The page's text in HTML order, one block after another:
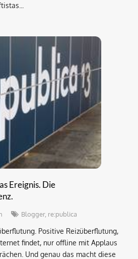
Ereignis. Die
Blogger, re:publica
Positive Reizüberflutung,
findet, nur offline mit Applaus
Und genau das macht diese